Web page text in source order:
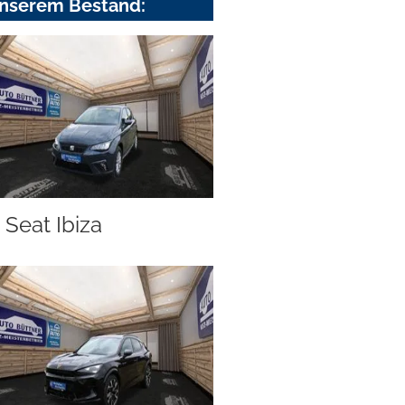
Bestand:
Seat Ibiza